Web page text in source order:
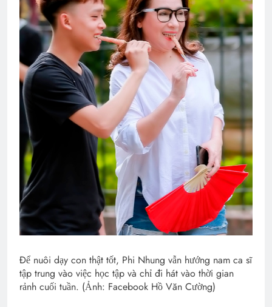
Để nuôi dạy con thật tốt, Phi Nhung vẫn hướng nam ca sĩ
tập trung vào việc học tập và chỉ đi hát vào thời gian
rảnh cuối tuần. (Ảnh: Facebook Hồ Văn Cường)